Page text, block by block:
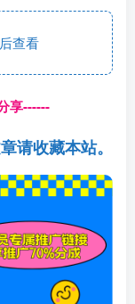
查看
享------
请收藏本站。